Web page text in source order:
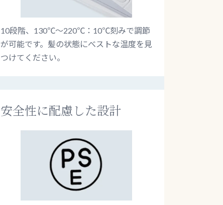
10段階、130℃～220℃：10℃刻みで調節
が可能です。髪の状態にべストな温度を見
つけてください。
安全性に配慮した設計